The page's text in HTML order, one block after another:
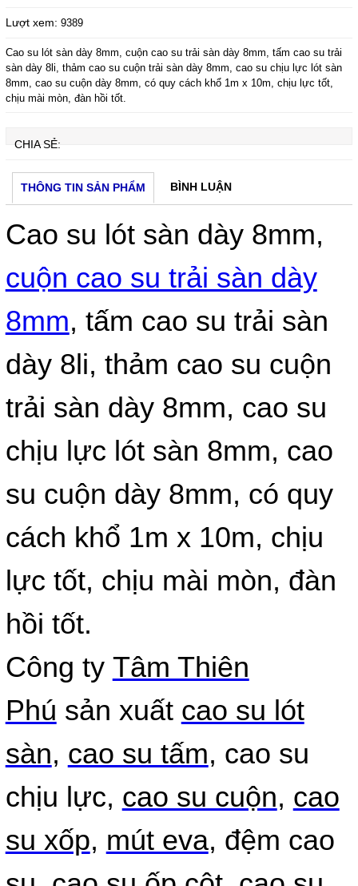
Lượt xem: 9389
Cao su lót sàn dày 8mm, cuộn cao su trải sàn dày 8mm, tấm cao su trải
sàn dày 8li, thảm cao su cuộn trải sàn dày 8mm, cao su chịu lực lót sàn
8mm, cao su cuộn dày 8mm, có quy cách khổ 1m x 10m, chịu lực tốt,
chịu mài mòn, đàn hồi tốt.
CHIA SẺ:
THÔNG TIN SẢN PHẨM BÌNH LUẬN
Cao su lót sàn dày 8mm,
cuộn cao su trải sàn dày
8mm, tấm cao su trải sàn
dày 8li, thảm cao su cuộn
trải sàn dày 8mm, cao su
chịu lực lót sàn 8mm, cao
su cuộn dày 8mm, có quy
cách khổ 1m x 10m, chịu
lực tốt, chịu mài mòn, đàn
hồi tốt.
Công ty Tâm Thiên
Phú sản xuất cao su lót
sàn, cao su tấm, cao su
chịu lực, cao su cuộn, cao
su xốp, mút eva, đệm cao
CAO SU TAM - CAO SU TẤM ĐẶC MÀU
30ly